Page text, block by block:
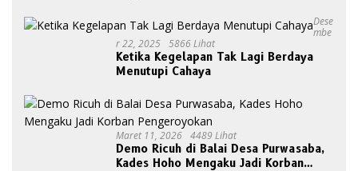
Dese
Mbe
R 22, 2025 5866 Lihat
Ketika Kegelapan Tak Lagi Berdaya
Menutupi Cahaya
Maret 11, 2026 4489 Lihat
Demo Ricuh di Balai Desa Purwasaba,
Kades Hoho Mengaku Jadi Korban